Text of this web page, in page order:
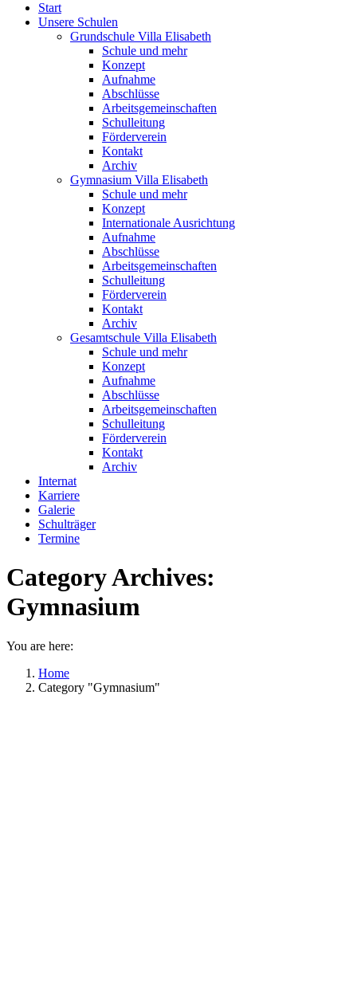
Start
Unsere Schulen
Grundschule Villa Elisabeth
Schule und mehr
Konzept
Aufnahme
Abschlüsse
Arbeitsgemeinschaften
Schulleitung
Förderverein
Kontakt
Archiv
Gymnasium Villa Elisabeth
Schule und mehr
Konzept
Internationale Ausrichtung
Aufnahme
Abschlüsse
Arbeitsgemeinschaften
Schulleitung
Förderverein
Kontakt
Archiv
Gesamtschule Villa Elisabeth
Schule und mehr
Konzept
Aufnahme
Abschlüsse
Arbeitsgemeinschaften
Schulleitung
Förderverein
Kontakt
Archiv
Internat
Karriere
Galerie
Schulträger
Termine
Category Archives:
Gymnasium
You are here:
Home
Category "Gymnasium"